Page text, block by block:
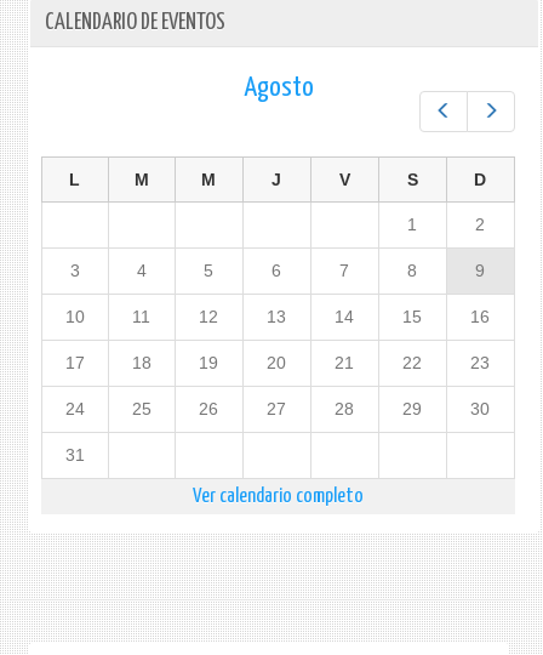
CALENDARIO DE EVENTOS
Agosto
L M M J V S D
1 2
3 4 5 6 7 8 9
10 11 12 13 14 15 16
17 18 19 20 21 22 23
24 25 26 27 28 29 30
31
Ver calendario completo